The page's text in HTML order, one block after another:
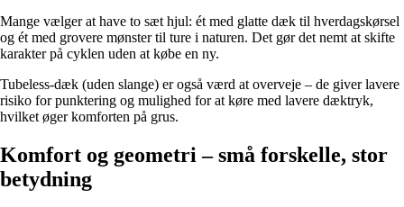
Mange vælger at have to sæt hjul: ét med glatte dæk til hverdagskørsel
og ét med grovere mønster til ture i naturen. Det gør det nemt at skifte
karakter på cyklen uden at købe en ny.
Tubeless-dæk (uden slange) er også værd at overveje – de giver lavere
risiko for punktering og mulighed for at køre med lavere dæktryk,
hvilket øger komforten på grus.
Komfort og geometri – små forskelle, stor
betydning